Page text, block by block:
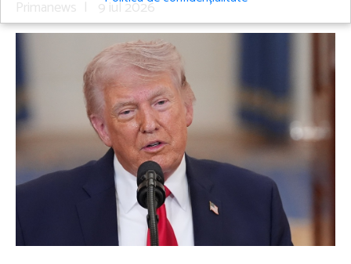
Primanews | 9 iul 2026